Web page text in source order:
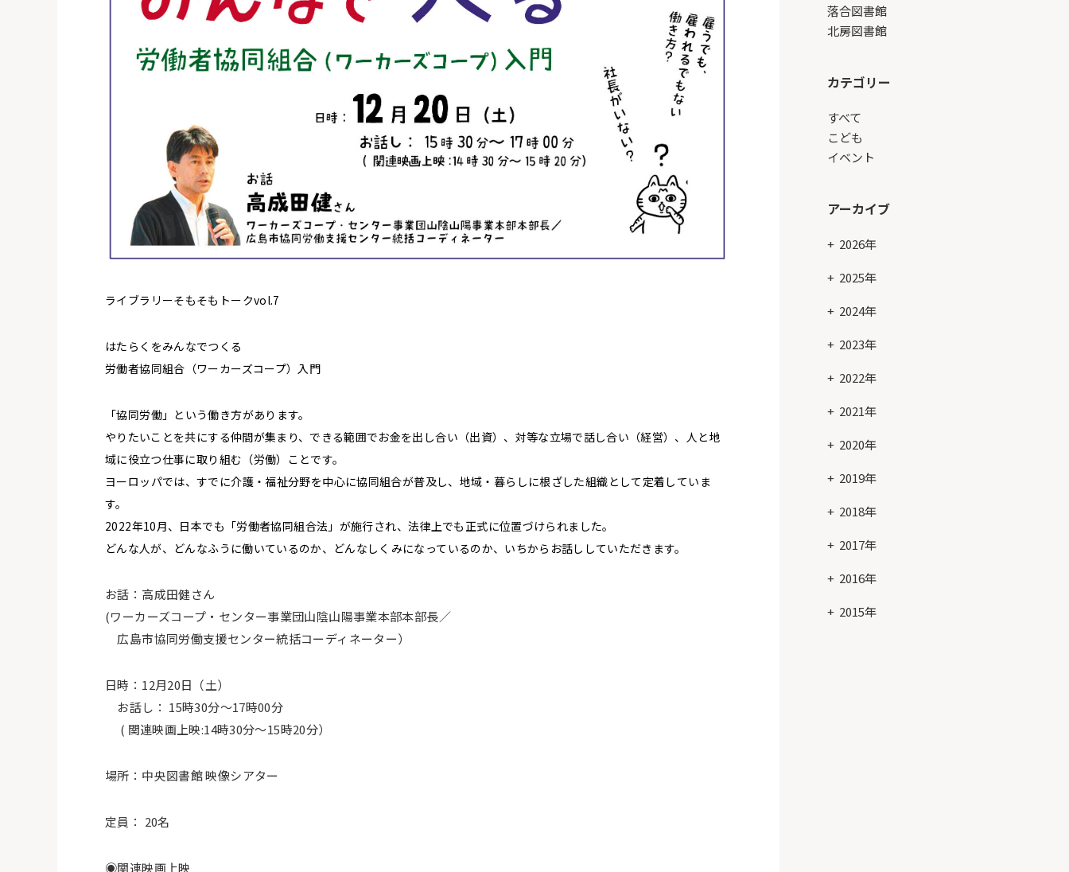
落合図書館
北房図書館
カテゴリー
すべて
こども
イベント
アーカイブ
2026年
2025年
2024年
2023年
2022年
2021年
2020年
2019年
2018年
2017年
2016年
2015年
ライブラリーそもそもトークvol.7
はたらくをみんなでつくる
労働者協同組合（ワーカーズコープ）入門
「協同労働」という働き方があります。
やりたいことを共にする仲間が集まり、できる範囲でお金を出し合い（出資）、対等な立場で話し合い（経営）、人と地
域に役立つ仕事に取り組む（労働）ことです。
ヨーロッパでは、すでに介護・福祉分野を中心に協同組合が普及し、地域・暮らしに根ざした組織として定着していま
す。
2022年10月、日本でも「労働者協同組合法」が施行され、法律上でも正式に位置づけられました。
どんな人が、どんなふうに働いているのか、どんなしくみになっているのか、いちからお話ししていただきます。
お話：高成田健さん
(ワーカーズコープ・センター事業団山陰山陽事業本部本部長／
広島市協同労働支援センター統括コーディネーター）
日時： 12月20日（土）
お話し： 15時30分〜17時00分
( 関連映画上映:14時30分〜15時20分）
場所：中央図書館 映像シアター
定員： 20名
◉関連映画上映